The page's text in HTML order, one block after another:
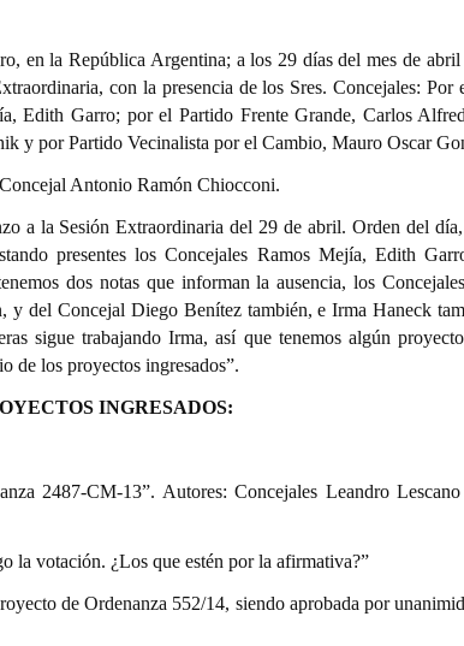
en la República Argentina; a los 29 días del mes de abril
con la presencia de los Sres. Concejales: Por
Edith Garro; por el Partido Frente Grande, Carlos
y por Partido Vecinalista por el Cambio, Mauro Oscar
Antonio Ramón Chiocconi.
a la Sesión Extraordinaria del 29 de abril. Orden del
presentes los Concejales Ramos Mejía, Edith
dos notas que informan la ausencia, los
y del Concejal Diego Benítez también, e Irma Haneck
sigue trabajando Irma, así que tenemos algún
de los proyectos ingresados”.
INGRESADOS:
2487-CM-13”. Autores: Concejales Leandro
la votación. ¿Los que estén por la afirmativa?”
de Ordenanza 552/14, siendo aprobada por